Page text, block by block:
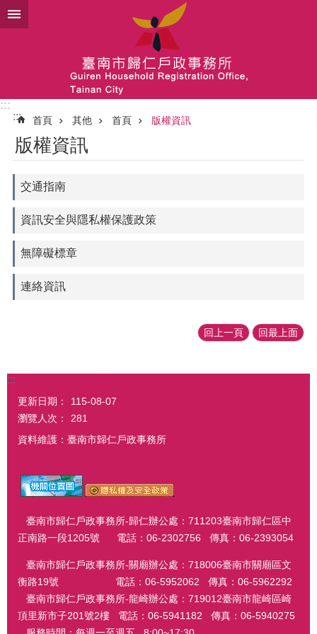
跳到主要內容區塊
:::
:::
首頁 其他 首頁 版權資訊
版權資訊
交通指南
資訊安全與隱私權保護政策
無障礙標章
連絡資訊
回上一頁 回最上面
:::
更新日期：
115-08-07
瀏覽人次：
281
資料維護：臺南市歸仁戶政事務所
臺南市歸仁戶政事務所-歸仁辦公處：711203臺南市歸仁區中
正南路一段1205號 電話：06-2302756 傳真：06-2393054
臺南市歸仁戶政事務所-關廟辦公處：718006臺南市關廟區文
衡路19號 電話：06-5952062 傳真：06-5962292
臺南市歸仁戶政事務所-龍崎辦公處：719012臺南市龍崎區崎
頂里新市子201號2樓 電話：06-5941182 傳真：06-5940275